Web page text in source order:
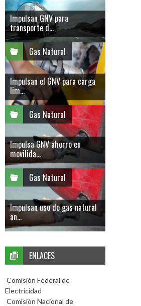
Impulsan GNV para
transporte d...
Gas Natural
Impulsan el GNV para carga
lim...
Gas Natural
Impulsa GNV ahorro en
movilida...
Gas Natural
Impulsan uso de gas natural
an...
ENLACES
Comisión Federal de
Electricidad
Comisión Nacional de